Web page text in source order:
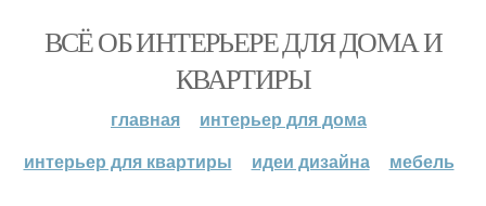
ВСЁ ОБ ИНТЕРЬЕРЕ ДЛЯ ДОМА И
КВАРТИРЫ
главная
интерьер для дома
интерьер для квартиры
идеи дизайна мебель